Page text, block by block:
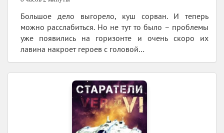
Большое дело выгорело, куш сорван. И теперь
можно расслабиться. Но не тут то было – проблемы
уже появились на горизонте и очень скоро их
лавина накроет героев с головой…